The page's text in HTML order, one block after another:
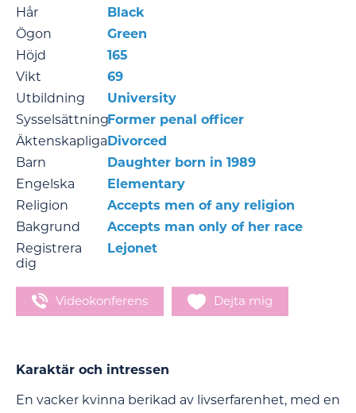
Hår
Black
Ögon
Green
Höjd
165
Vikt
69
Utbildning
University
SysselsättningFormer penal officer
ÄktenskapligaDivorced
Barn
Daughter born in 1989
Engelska
Elementary
Religion
Accepts men of any religion
Bakgrund
Accepts man only of her race
Registrera
dig
Lejonet
Videokonferens Dejta mig
Karaktär och intressen
En vacker kvinna berikad av livserfarenhet, med en